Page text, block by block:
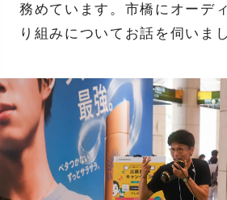
務めています。市橋にオーデ
り組みについてお話を伺いま